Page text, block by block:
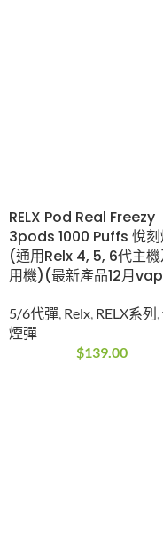
RELX Pod Real Freezy
3pods 1000 Puffs 悅刻
(通用Relx 4, 5, 6代主
用機)(最新產品12月
5/6代彈 Relx RELX系列
煙彈
$139.00